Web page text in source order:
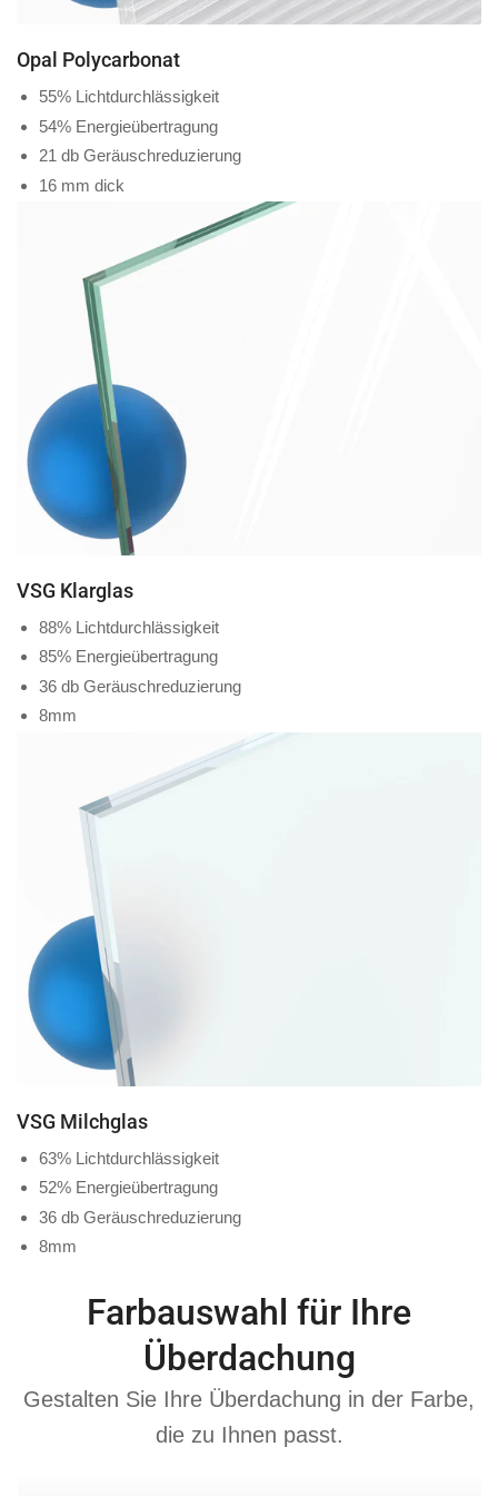
Opal Polycarbonat
55% Lichtdurchlässigkeit
54% Energieübertragung
21 db Geräuschreduzierung
16 mm dick
VSG Klarglas
88% Lichtdurchlässigkeit
85% Energieübertragung
36 db Geräuschreduzierung
8mm
VSG Milchglas
63% Lichtdurchlässigkeit
52% Energieübertragung
36 db Geräuschreduzierung
8mm
Farbauswahl für Ihre
Überdachung
Gestalten Sie Ihre Überdachung in der Farbe,
die zu Ihnen passt.